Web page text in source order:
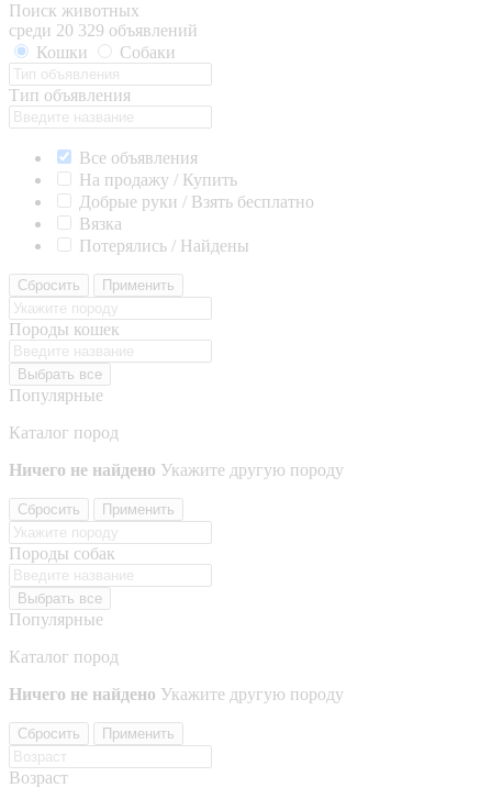
Поиск животных
среди 20 329 объявлений
Кошки
Собаки
Тип объявления
Все объявления
На продажу / Купить
Добрые руки / Взять бесплатно
Вязка
Потерялись / Найдены
Сбросить Применить
Породы кошек
Выбрать все
Популярные
Каталог пород
Ничего не найдено Укажите другую породу
Сбросить Применить
Породы собак
Выбрать все
Популярные
Каталог пород
Ничего не найдено Укажите другую породу
Сбросить Применить
Возраст